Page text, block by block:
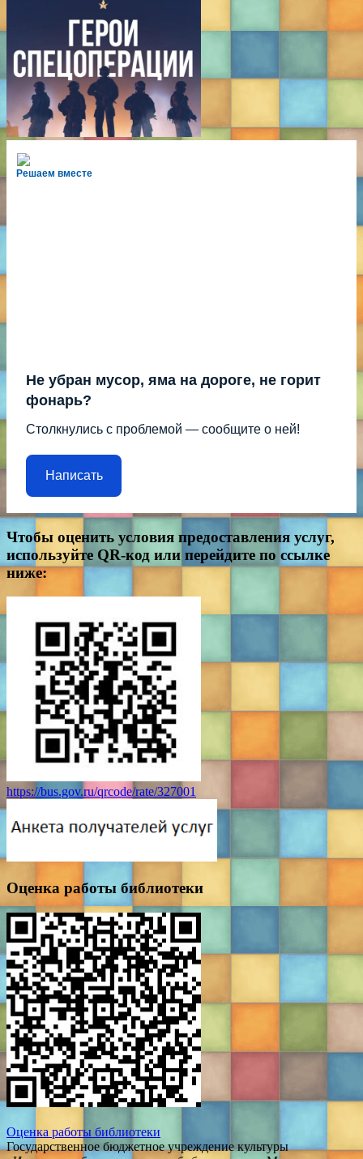
Решаем вместе
Не убран мусор, яма на дороге, не горит
фонарь?
Столкнулись с проблемой — сообщите о ней!
Написать
Чтобы оценить условия предоставления услуг,
используйте QR-код или перейдите по ссылке
ниже:
https://bus.gov.ru/qrcode/rate/327001
Оценка работы библиотеки
Оценка работы библиотеки
Государственное бюджетное учреждение культуры